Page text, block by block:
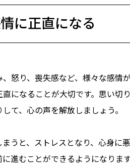
に正直になる
怒り、喪失感など、様々な感情
になることが大切です。思い切
て、心の声を解放しましょう。
うと、ストレスとなり、心身に
進むことができるようになります